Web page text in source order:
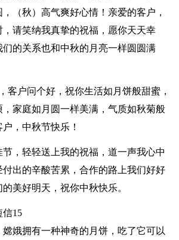
，（秋）高气爽好心情！亲爱的客户，
请笑纳我真挚的祝福，愿你天天幸
的关系也和中秋的月亮一样圆圆满
客户问个好，祝你生活如月饼般甜蜜，
家庭如月圆一样美满，气质如秋菊般
，中秋节快乐！
节，轻轻送上我的祝福，道一声我心中
出的辛酸苦累，合作的路上我们好好
美好明天，祝你中秋快乐。
信15
嫦娥拥有一种神奇的月饼，吃了它可以